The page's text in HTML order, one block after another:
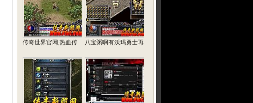
传奇世界官网,热血传 八宝粥啊有沃玛勇士再